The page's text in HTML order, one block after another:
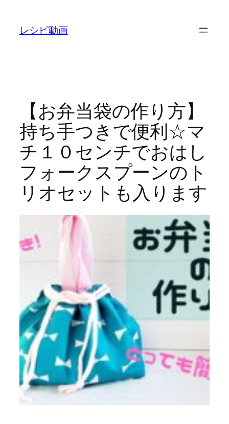
レシピ動画
【お弁当袋の作り方】
持ち手つきで便利☆マ
チ１０センチでおはし
フォークスプーンのト
リオセットも入ります